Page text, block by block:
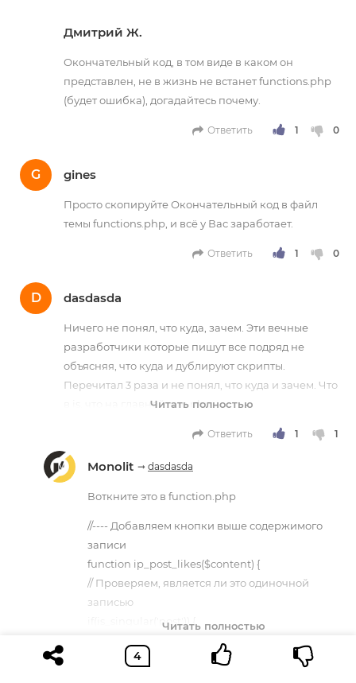
Дмитрий Ж.
Окончательный код, в том виде в каком он
представлен, не в жизнь не встанет functions.php
(будет ошибка), догадайтесь почему.
Ответить
G gines
Просто скопируйте Окончательный код в файл
темы functions.php, и всё у Вас заработает.
Ответить
D dasdasda
Ничего не понял, что куда, зачем. Эти вечные
разработчики которые пишут все подряд не
объясняя, что куда и дублируют скрипты.
Перечитал 3 раза и не понял, что куда и зачем. Что
в js, что на главной, что php
Ответить
Monolit ➞ dasdasda
Воткните это в function.php
//---- Добавляем кнопки выше содержимого
записи
function ip_post_likes($content) {
// Проверяем, является ли это одиночной
записью
if(is_singular('post')) {
Ответить